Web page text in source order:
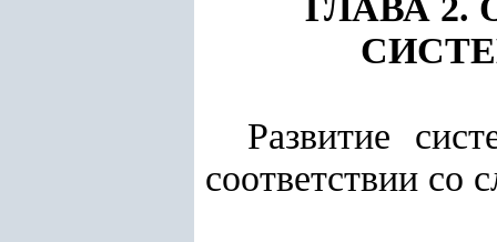
ГЛАВА
Развитие
соответствии